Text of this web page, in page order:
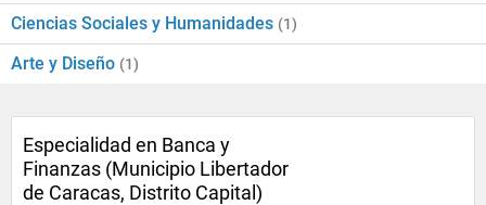
Ciencias Sociales y Humanidades (1)
Arte y Diseño (1)
Especialidad en Banca y
Finanzas (Municipio Libertador
de Caracas, Distrito Capital)